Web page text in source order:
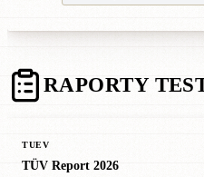
RAPORTY
TUEV
TÜV Report 2026